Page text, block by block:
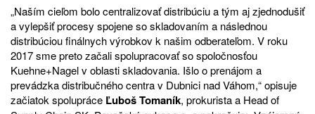
„Naším cieľom bolo centralizovať distribúciu a tým aj zjednodušiť
a vylepšiť procesy spojene so skladovaním a následnou
distribúciou finálnych výrobkov k našim odberateľom. V roku
2017 sme preto začali spolupracovať so spoločnosťou
Kuehne+Nagel v oblasti skladovania. Išlo o prenájom a
prevádzka distribučného centra v Dubnici nad Váhom,“ opisuje
začiatok spolupráce Ľuboš Tomaník, prokurista a Head of